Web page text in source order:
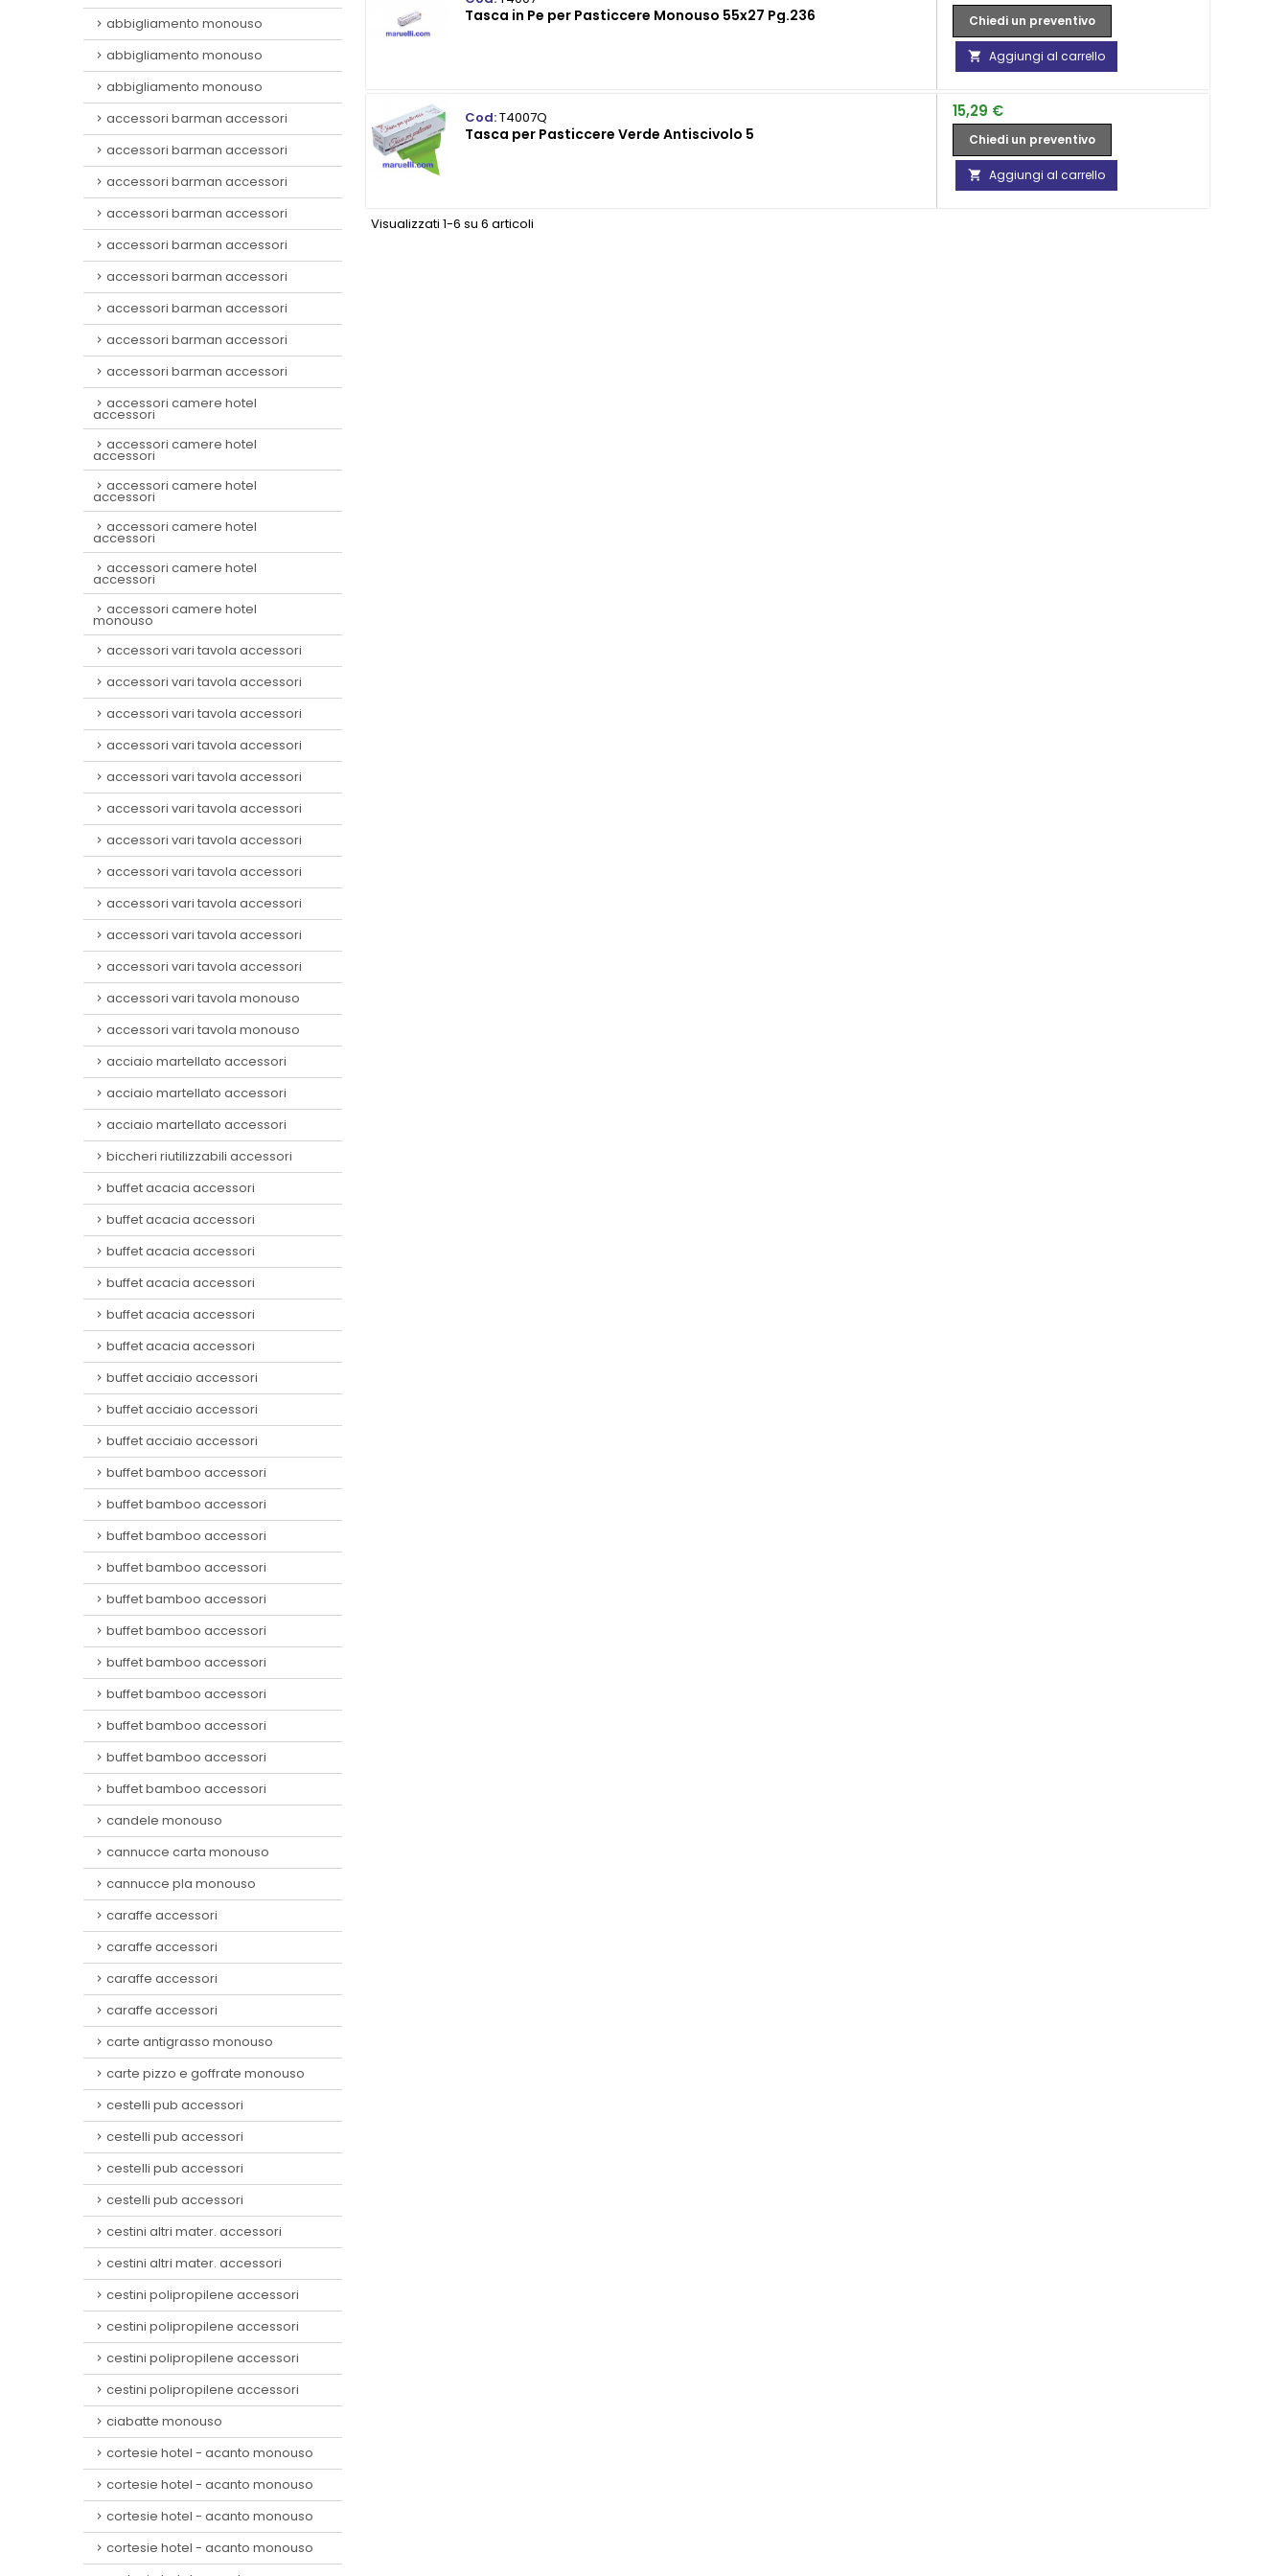
abbigliamento monouso
abbigliamento monouso
abbigliamento monouso
accessori barman accessori
accessori barman accessori
accessori barman accessori
accessori barman accessori
accessori barman accessori
accessori barman accessori
accessori barman accessori
accessori barman accessori
accessori barman accessori
accessori camere hotel
accessori
accessori camere hotel
accessori
accessori camere hotel
accessori
accessori camere hotel
accessori
accessori camere hotel
accessori
accessori camere hotel
monouso
accessori vari tavola accessori
accessori vari tavola accessori
accessori vari tavola accessori
accessori vari tavola accessori
accessori vari tavola accessori
accessori vari tavola accessori
accessori vari tavola accessori
accessori vari tavola accessori
accessori vari tavola accessori
accessori vari tavola accessori
accessori vari tavola accessori
accessori vari tavola monouso
accessori vari tavola monouso
acciaio martellato accessori
acciaio martellato accessori
acciaio martellato accessori
biccheri riutilizzabili accessori
buffet acacia accessori
buffet acacia accessori
buffet acacia accessori
buffet acacia accessori
buffet acacia accessori
buffet acacia accessori
buffet acciaio accessori
buffet acciaio accessori
buffet acciaio accessori
buffet bamboo accessori
buffet bamboo accessori
buffet bamboo accessori
buffet bamboo accessori
buffet bamboo accessori
buffet bamboo accessori
buffet bamboo accessori
buffet bamboo accessori
buffet bamboo accessori
buffet bamboo accessori
buffet bamboo accessori
candele monouso
cannucce carta monouso
cannucce pla monouso
caraffe accessori
caraffe accessori
caraffe accessori
caraffe accessori
carte antigrasso monouso
carte pizzo e goffrate monouso
cestelli pub accessori
cestelli pub accessori
cestelli pub accessori
cestelli pub accessori
cestini altri mater. accessori
cestini altri mater. accessori
cestini polipropilene accessori
cestini polipropilene accessori
cestini polipropilene accessori
cestini polipropilene accessori
ciabatte monouso
cortesie hotel - acanto monouso
cortesie hotel - acanto monouso
cortesie hotel - acanto monouso
cortesie hotel - acanto monouso
Tasca in Pe per Pasticcere Monouso 55x27 Pg.236 Chiedi un preventivo
 Aggiungi al carrello
Cod:T4007Q
Tasca per Pasticcere Verde Antiscivolo 5
Prezzo
15,29 €
Chiedi un preventivo
 Aggiungi al carrello
Visualizzati 1-6 su 6 articoli